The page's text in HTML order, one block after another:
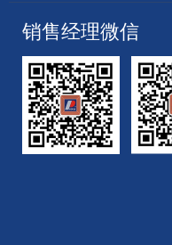
销售经理微信